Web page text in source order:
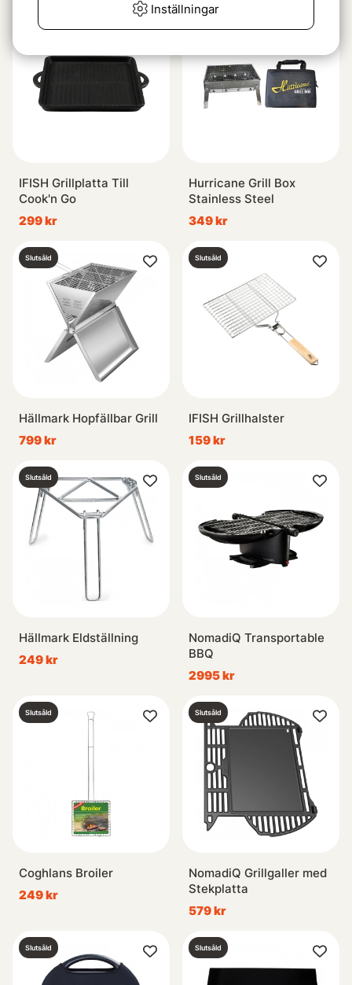
IFISH Grillplatta Till
Cook'n Go
299 kr
Hurricane Grill Box
Stainless Steel
349 kr
Slutsåld
Hällmark Hopfällbar Grill
799 kr
Slutsåld
IFISH Grillhalster
159 kr
Slutsåld
Hällmark Eldställning
249 kr
Slutsåld
NomadiQ Transportable
BBQ
2995 kr
Slutsåld
Coghlans Broiler
249 kr
Slutsåld
NomadiQ Grillgaller med
Stekplatta
579 kr
Slutsåld Slutsåld
Inställningar